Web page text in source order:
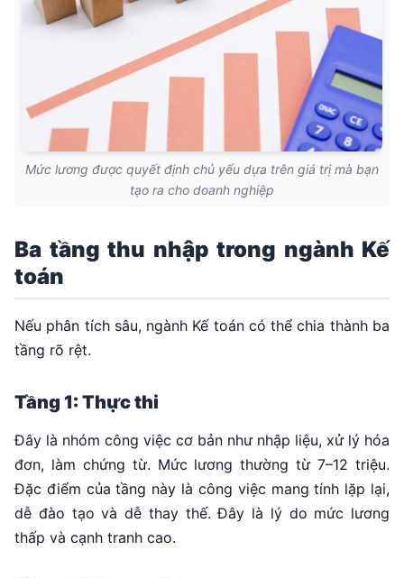
Mức lương được quyết định chủ yếu dựa trên giá trị mà bạn
tạo ra cho doanh nghiệp
Ba tầng thu nhập trong ngành Kế
toán
Nếu phân tích sâu, ngành Kế toán có thể chia thành ba
tầng rõ rệt.
Tầng 1: Thực thi
Đây là nhóm công việc cơ bản như nhập liệu, xử lý hóa
đơn, làm chứng từ. Mức lương thường từ 7–12 triệu.
Đặc điểm của tầng này là công việc mang tính lặp lại,
dễ đào tạo và dễ thay thế. Đây là lý do mức lương
thấp và cạnh tranh cao.